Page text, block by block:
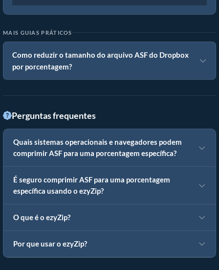
MAIS GUIAS PRÁTICOS
Como reduzir o tamanho do arquivo ASF do Dropbox
por porcentagem?
Perguntas frequentes
Quais sistemas operacionais e navegadores podem
comprimir ASF para uma porcentagem específica?
É seguro comprimir ASF para uma porcentagem
específica usando o ezyZip?
O que é o ezyZip?
Por que usar o ezyZip?